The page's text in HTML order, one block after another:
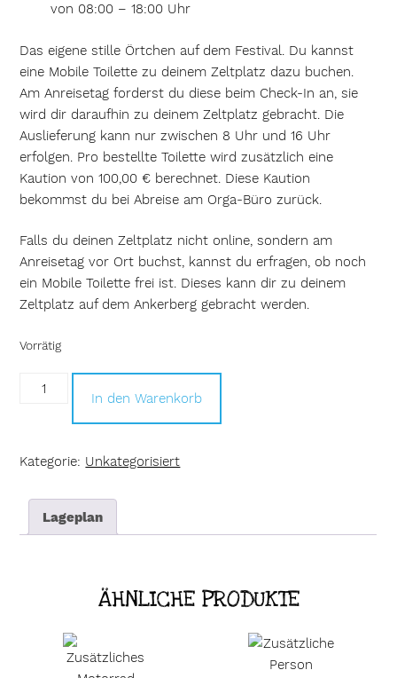
von 08:00 – 18:00 Uhr
Das eigene stille Örtchen auf dem Festival. Du kannst
eine Mobile Toilette zu deinem Zeltplatz dazu buchen.
Am Anreisetag forderst du diese beim Check-In an, sie
wird dir daraufhin zu deinem Zeltplatz gebracht. Die
Auslieferung kann nur zwischen 8 Uhr und 16 Uhr
erfolgen. Pro bestellte Toilette wird zusätzlich eine
Kaution von 100,00 € berechnet. Diese Kaution
bekommst du bei Abreise am Orga-Büro zurück.
Falls du deinen Zeltplatz nicht online, sondern am
Anreisetag vor Ort buchst, kannst du erfragen, ob noch
ein Mobile Toilette frei ist. Dieses kann dir zu deinem
Zeltplatz auf dem Ankerberg gebracht werden.
Vorrätig
Mobile
In den Warenkorb
Kategorie: Unkategorisiert
Lageplan
ÄHNLICHE PRODUKTE